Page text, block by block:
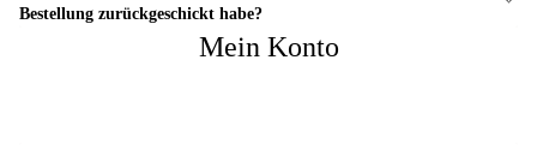
Bestellung zurückgeschickt habe?
Mein Konto